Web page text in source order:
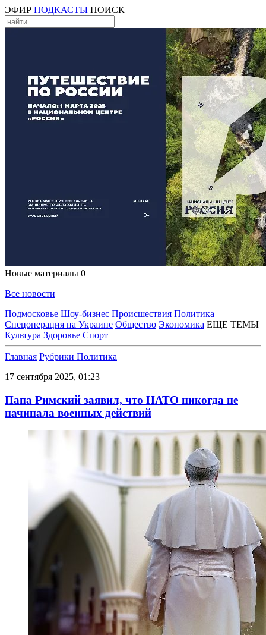
ЭФИР ПОДКАСТЫ ПОИСК
Новые материалы 0
Все новости
Подмосковье Шоу-бизнес Происшествия Политика
Спецоперация на Украине Общество Экономика ЕЩЕ ТЕМЫ
Культура Здоровье Спорт
Главная Рубрики Политика
17 сентября 2025, 01:23
Папа Римский заявил, что НАТО никогда не
начинала военных действий